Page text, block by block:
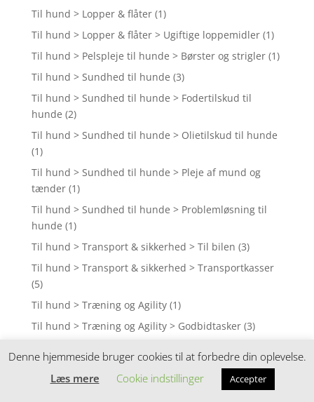
Til hund > Lopper & flåter (1)
Til hund > Lopper & flåter > Ugiftige loppemidler (1)
Til hund > Pelspleje til hunde > Børster og strigler (1)
Til hund > Sundhed til hunde (3)
Til hund > Sundhed til hunde > Fodertilskud til
hunde (2)
Til hund > Sundhed til hunde > Olietilskud til hunde
(1)
Til hund > Sundhed til hunde > Pleje af mund og
tænder (1)
Til hund > Sundhed til hunde > Problemløsning til
hunde (1)
Til hund > Transport & sikkerhed > Til bilen (3)
Til hund > Transport & sikkerhed > Transportkasser
(5)
Til hund > Træning og Agility (1)
Til hund > Træning og Agility > Godbidtasker (3)
Til kat > Kattegrus og kattesand
(1)
Denne hjemmeside bruger cookies til at forbedre din oplevelse.
Læs mere
Cookie indstillinger Accepter